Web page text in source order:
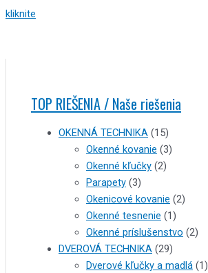
kliknite
TOP RIEŠENIA / Naše riešenia
OKENNÁ TECHNIKA (15)
Okenné kovanie (3)
Okenné kľučky (2)
Parapety (3)
Okenicové kovanie (2)
Okenné tesnenie (1)
Okenné príslušenstvo (2)
DVEROVÁ TECHNIKA (29)
Dverové kľučky a madlá (1)